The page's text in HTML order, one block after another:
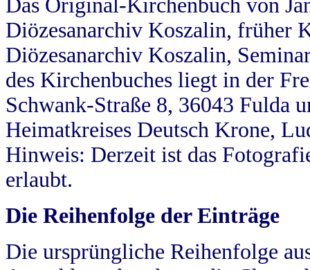
Das Original-Kirchenbuch von
Diözesanarchiv Koszalin, früher
Diözesanarchiv Koszalin,
des Kirchenbuches liegt in der
Schwank-Straße 8, 36043 Fulda
Heimatkreises Deutsch Krone,
Hinweis: Derzeit ist das
erlaubt.
Die Reihenfolge der Einträge
Die ursprüngliche Reihenfolge